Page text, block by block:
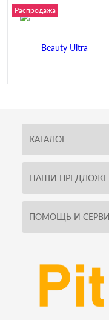
Распродажа
КАТАЛОГ
НАШИ
ПОМОЩЬ И